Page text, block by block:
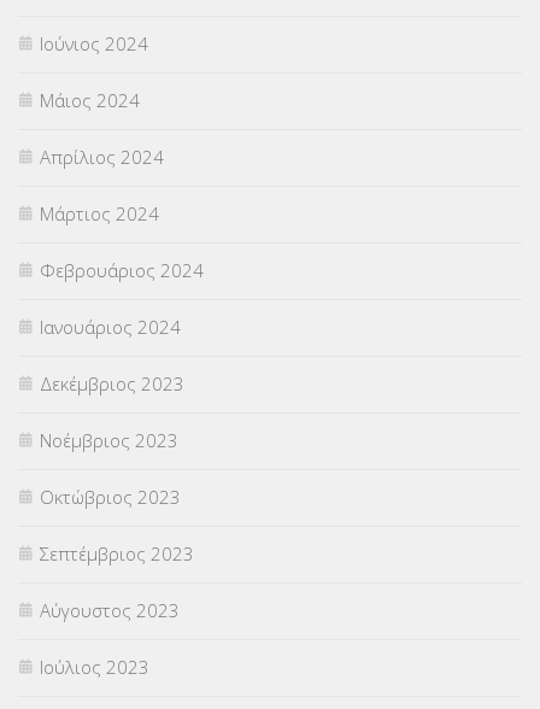
Ιούνιος 2024
Μάιος 2024
Απρίλιος 2024
Μάρτιος 2024
Φεβρουάριος 2024
Ιανουάριος 2024
Δεκέμβριος 2023
Νοέμβριος 2023
Οκτώβριος 2023
Σεπτέμβριος 2023
Αύγουστος 2023
Ιούλιος 2023